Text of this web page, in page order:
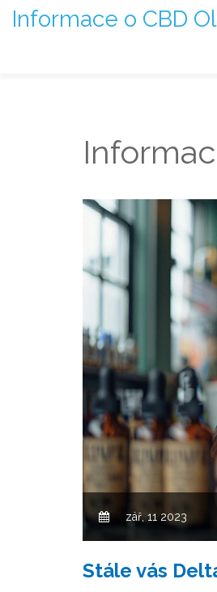
Informace o CBD
zář, 11 2023
Stále vás